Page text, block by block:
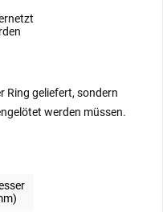
Ring geliefert, sondern
werden müssen.